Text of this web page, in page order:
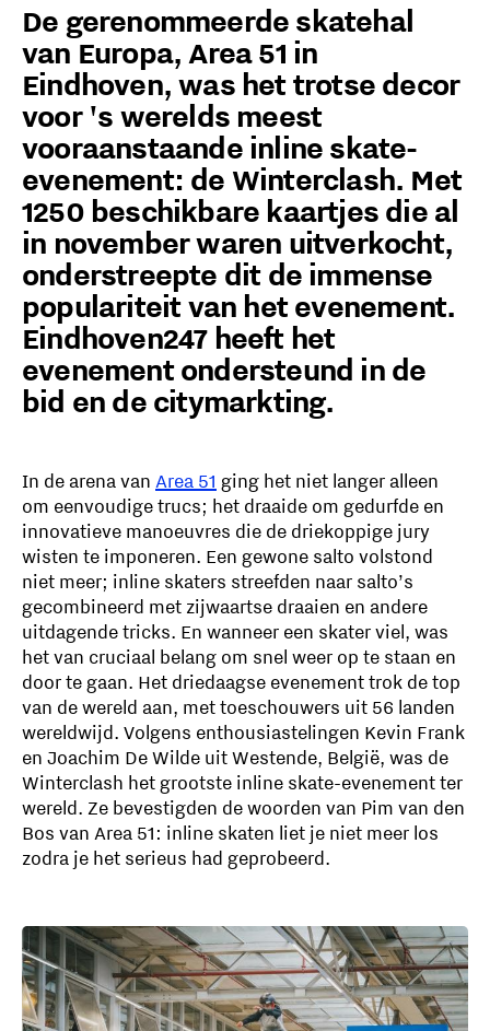
De gerenommeerde skatehal
van Europa, Area 51 in
Eindhoven, was het trotse decor
voor 's werelds meest
vooraanstaande inline skate-
evenement: de Winterclash. Met
1250 beschikbare kaartjes die al
in november waren uitverkocht,
onderstreepte dit de immense
populariteit van het evenement.
Eindhoven247 heeft het
evenement ondersteund in de
bid en de citymarkting.
In de arena van Area 51 ging het niet langer alleen
om eenvoudige trucs; het draaide om gedurfde en
innovatieve manoeuvres die de driekoppige jury
wisten te imponeren. Een gewone salto volstond
niet meer; inline skaters streefden naar salto’s
gecombineerd met zijwaartse draaien en andere
uitdagende tricks. En wanneer een skater viel, was
het van cruciaal belang om snel weer op te staan en
door te gaan. Het driedaagse evenement trok de top
van de wereld aan, met toeschouwers uit 56 landen
wereldwijd. Volgens enthousiastelingen Kevin Frank
en Joachim De Wilde uit Westende, België, was de
Winterclash het grootste inline skate-evenement ter
wereld. Ze bevestigden de woorden van Pim van den
Bos van Area 51: inline skaten liet je niet meer los
zodra je het serieus had geprobeerd.